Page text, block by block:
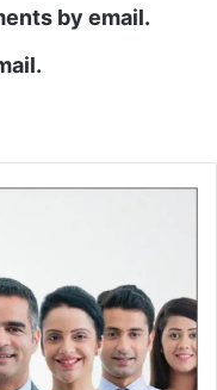
by email.